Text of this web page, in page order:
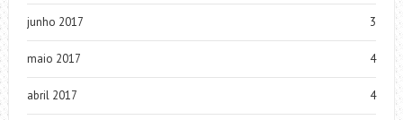
junho 2017 3
maio 2017 4
abril 2017 4